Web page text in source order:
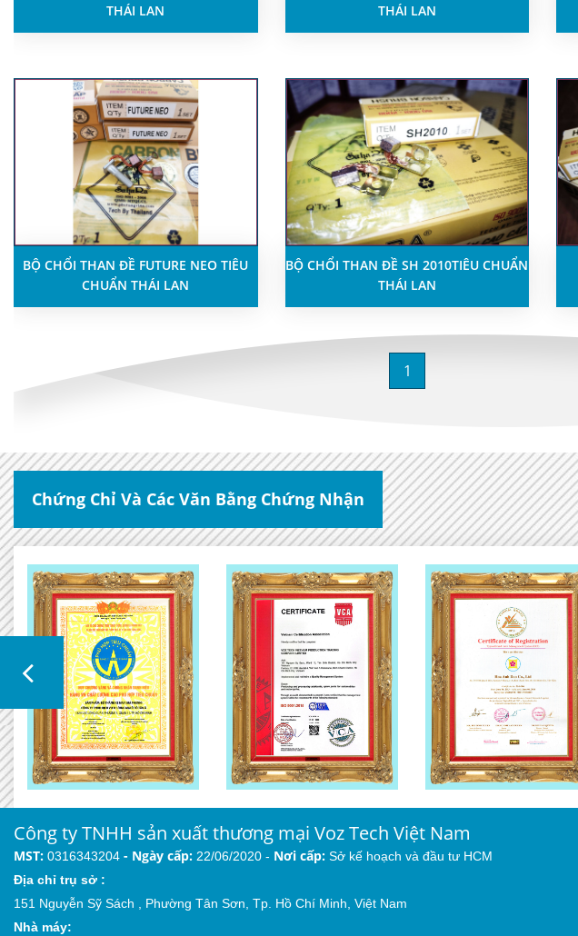
THÁI LAN
THÁI LAN
BỘ CHỔI THAN ĐỀ FUTURE NEO TIÊU
CHUẨN THÁI LAN
BỘ CHỔI THAN ĐỀ SH 2010TIÊU CHUẨN
THÁI LAN
1
Chứng Chỉ Và Các Văn Bằng Chứng Nhận
Công ty TNHH sản xuất thương mại Voz Tech Việt Nam
MST: 0316343204 - Ngày cấp: 22/06/2020 - Nơi cấp: Sở kế hoạch và đầu tư HCM
Địa chỉ trụ sở :
151 Nguyễn Sỹ Sách , Phường Tân Sơn, Tp. Hồ Chí Minh, Việt Nam
Nhà máy: